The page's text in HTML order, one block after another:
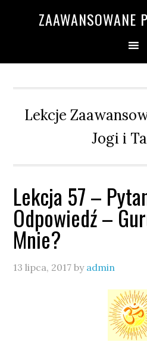
ZAAWANSOWANE
Lekcje
Jogi i
Lekcja 57 –
Odpowiedź –
Mnie?
13 lipca, 2017 by admin